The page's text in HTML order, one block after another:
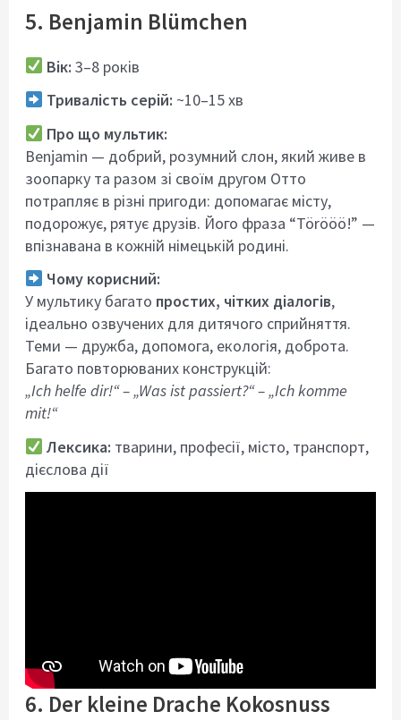
5. Benjamin Blümchen
Вік: 3–8 років
Тривалість серій: ~10–15 хв
Про що мультик:
Benjamin — добрий, розумний слон, який живе в
зоопарку та разом зі своїм другом Отто
потрапляє в різні пригоди: допомагає місту,
подорожує, рятує друзів. Його фраза “Törööö!” —
впізнавана в кожній німецькій родині.
Чому корисний:
У мультику багато простих, чітких діалогів,
ідеально озвучених для дитячого сприйняття.
Теми — дружба, допомога, екологія, доброта.
Багато повторюваних конструкцій:
„Ich helfe dir!“ – „Was ist passiert?“ – „Ich komme
mit!“
Лексика: тварини, професії, місто, транспорт,
дієслова дії
6. Der kleine Drache Kokosnuss